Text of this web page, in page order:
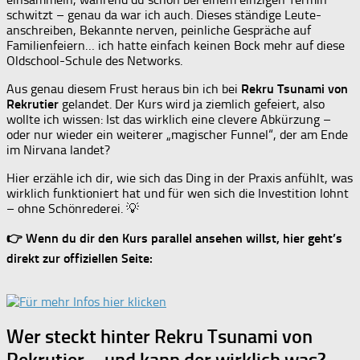
schwitzt – genau da war ich auch. Dieses ständige Leute-
anschreiben, Bekannte nerven, peinliche Gespräche auf
Familienfeiern… ich hatte einfach keinen Bock mehr auf diese
Oldschool-Schule des Networks.
Aus genau diesem Frust heraus bin ich bei Rekru Tsunami von
Rekrutier gelandet. Der Kurs wird ja ziemlich gefeiert, also
wollte ich wissen: Ist das wirklich eine clevere Abkürzung –
oder nur wieder ein weiterer „magischer Funnel“, der am Ende
im Nirvana landet?
Hier erzähle ich dir, wie sich das Ding in der Praxis anfühlt, was
wirklich funktioniert hat und für wen sich die Investition lohnt
– ohne Schönrederei. 💡
👉 Wenn du dir den Kurs parallel ansehen willst, hier geht’s
direkt zur offiziellen Seite:
Wer steckt hinter Rekru Tsunami von